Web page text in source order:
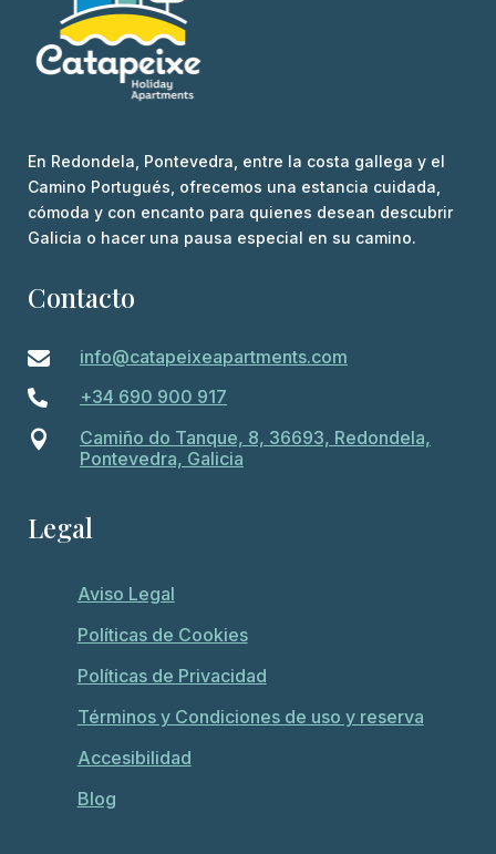
En Redondela, Pontevedra, entre la costa gallega y el
Camino Portugués, ofrecemos una estancia cuidada,
cómoda y con encanto para quienes desean descubrir
Galicia o hacer una pausa especial en su camino.
Contacto
 info@catapeixeapartments.com

+34 690 900 917

Camiño do Tanque, 8, 36693, Redondela,
Pontevedra, Galicia
Legal
Aviso Legal
Políticas de Cookies
Políticas de Privacidad
Términos y Condiciones de uso y reserva
Accesibilidad
Blog